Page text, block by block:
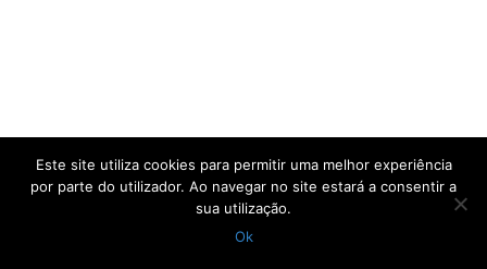
Este site utiliza cookies para permitir uma melhor experiência
por parte do utilizador. Ao navegar no site estará a consentir a
sua utilização.
Ok